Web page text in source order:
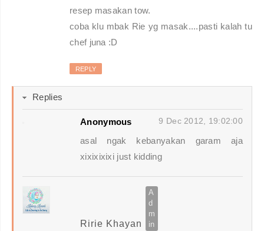
resep masakan tow.
coba klu mbak Rie yg masak....pasti kalah tu
chef juna :D
REPLY
Replies
Anonymous 9 Dec 2012, 19:02:00
asal ngak kebanyakan garam aja
xixixixixi just kidding
Ririe Khayan